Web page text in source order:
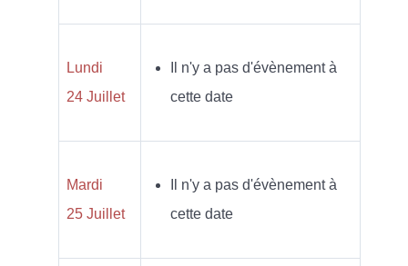
Lundi
24 Juillet
Il n'y a pas d'évènement à
cette date
Mardi
25 Juillet
Il n'y a pas d'évènement à
cette date